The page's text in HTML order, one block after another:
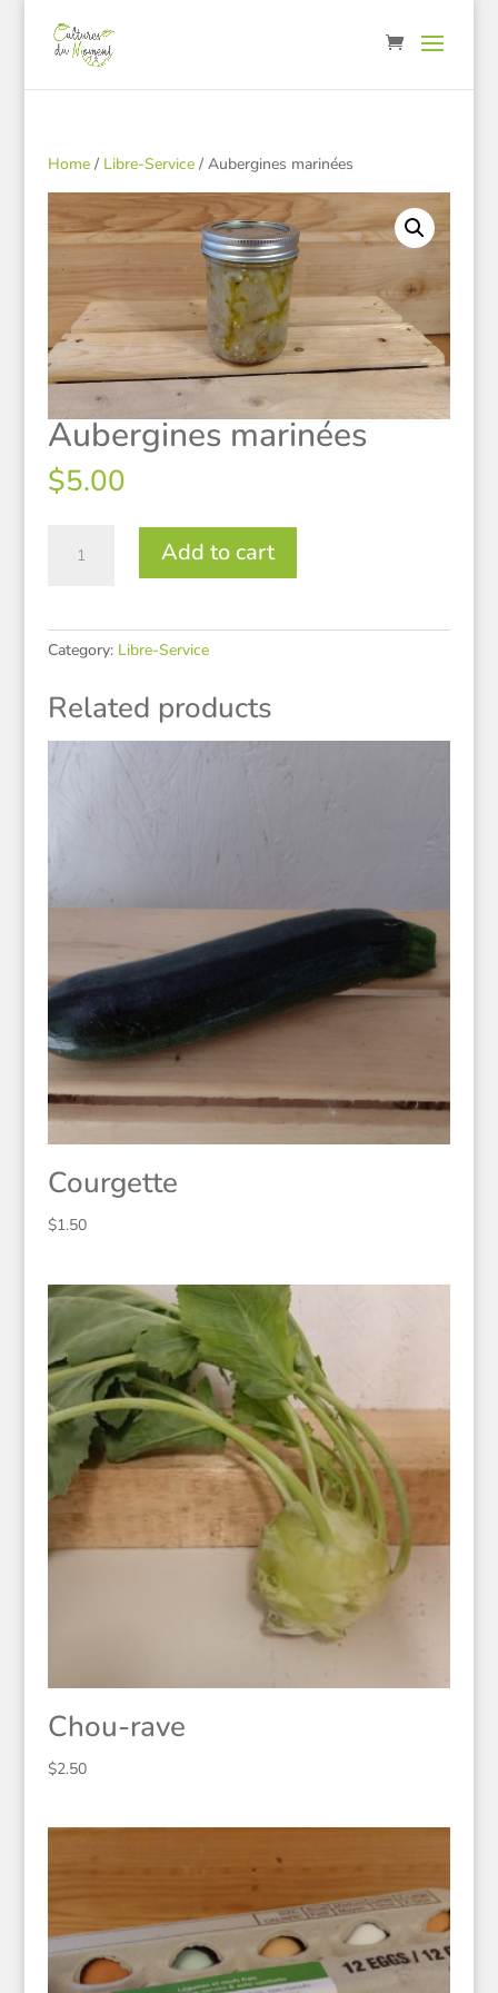
Home/ Libre-Service/ Aubergines marinées
Aubergines marinées
$5.00
marinées
Add to cart
Category: Libre-Service
Related products
Courgette
$1.50
Chou-rave
$2.50